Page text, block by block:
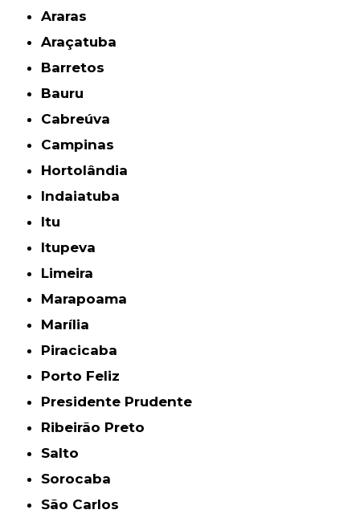
Araras
Araçatuba
Barretos
Bauru
Cabreúva
Campinas
Hortolândia
Indaiatuba
Itu
Itupeva
Limeira
Marapoama
Marília
Piracicaba
Porto Feliz
Presidente Prudente
Ribeirão Preto
Salto
Sorocaba
São Carlos